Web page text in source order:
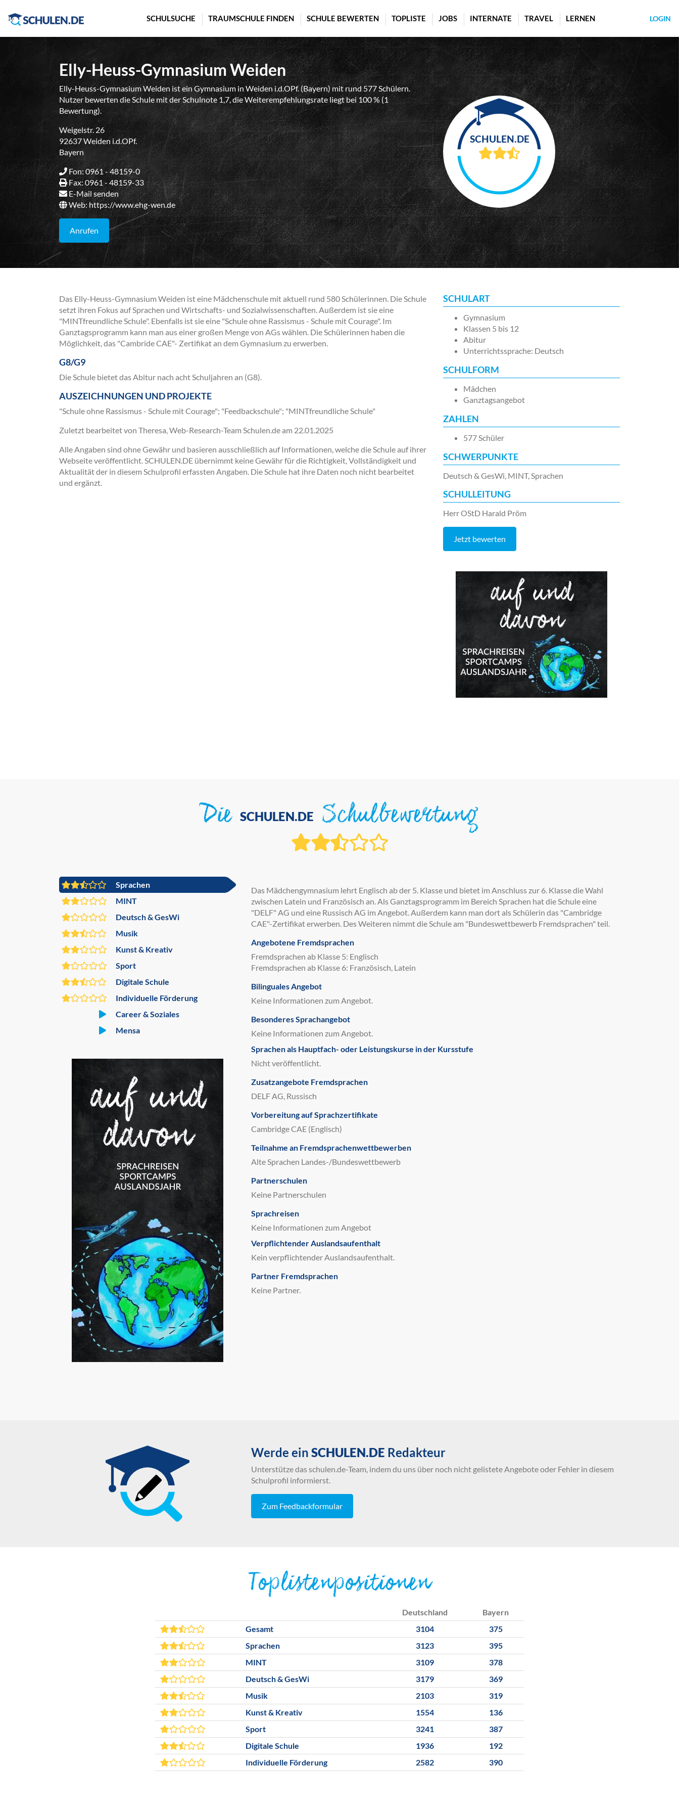
SCHULSUCHE TRAUMSCHULE FINDEN SCHULE BEWERTEN TOPLISTE JOBS INTERNATE TRAVEL LERNEN LOGIN
Elly-Heuss-Gymnasium Weiden
Elly-Heuss-Gymnasium Weiden ist ein Gymnasium in Weiden i.d.OPf. (Bayern) mit rund 577 Schülern.
Nutzer bewerten die Schule mit der Schulnote 1,7, die Weiterempfehlungsrate liegt bei 100 % (1
Bewertung).
Weigelstr. 26
92637 Weiden i.d.OPf.
Bayern
Fon: 0961 - 48159-0
Fax: 0961 - 48159-33
E-Mail senden
Web:https://www.ehg-wen.de
Anrufen
Das Elly-Heuss-Gymnasium Weiden ist eine Mädchenschule mit aktuell rund 580 Schülerinnen. Die Schule
setzt ihren Fokus auf Sprachen und Wirtschafts- und Sozialwissenschaften. Außerdem ist sie eine
"MINTfreundliche Schule". Ebenfalls ist sie eine "Schule ohne Rassismus - Schule mit Courage". Im
Ganztagsprogramm kann man aus einer großen Menge von AGs wählen. Die Schülerinnen haben die
Möglichkeit, das "Cambride CAE"- Zertifikat an dem Gymnasium zu erwerben.
G8/G9
Die Schule bietet das Abitur nach acht Schuljahren an (G8).
AUSZEICHNUNGEN UND PROJEKTE
"Schule ohne Rassismus - Schule mit Courage"; "Feedbackschule"; "MINTfreundliche Schule"
Zuletzt bearbeitet von Theresa, Web-Research-Team Schulen.de am 22.01.2025
Alle Angaben sind ohne Gewähr und basieren ausschließlich auf Informationen, welche die Schule auf ihrer
Webseite veröffentlicht. SCHULEN.DE übernimmt keine Gewähr für die Richtigkeit, Vollständigkeit und
Aktualität der in diesem Schulprofil erfassten Angaben. Die Schule hat ihre Daten noch nicht bearbeitet
und ergänzt.
SCHULART
Gymnasium
Klassen 5 bis 12
Abitur
Unterrichtssprache: Deutsch
SCHULFORM
Mädchen
Ganztagsangebot
ZAHLEN
577 Schüler
SCHWERPUNKTE
Deutsch & GesWi, MINT, Sprachen
SCHULLEITUNG
Herr OStD Harald Pröm
Jetzt bewerten
Die SCHULEN.DE Schulbewertung
Sprachen
MINT
Deutsch & GesWi
Musik
Kunst & Kreativ
Sport
Digitale Schule
Individuelle Förderung
Career & Soziales
Mensa
Das Mädchengymnasium lehrt Englisch ab der 5. Klasse und bietet im Anschluss zur 6. Klasse die Wahl
zwischen Latein und Französisch an. Als Ganztagsprogramm im Bereich Sprachen hat die Schule eine
"DELF" AG und eine Russisch AG im Angebot. Außerdem kann man dort als Schülerin das "Cambridge
CAE"-Zertifikat erwerben. Des Weiteren nimmt die Schule am "Bundeswettbewerb Fremdsprachen" teil.
Angebotene Fremdsprachen
Fremdsprachen ab Klasse 5: Englisch
Fremdsprachen ab Klasse 6: Französisch, Latein
Bilinguales Angebot
Keine Informationen zum Angebot.
Besonderes Sprachangebot
Keine Informationen zum Angebot.
Sprachen als Hauptfach- oder Leistungskurse in der Kursstufe
Nicht veröffentlicht.
Zusatzangebote Fremdsprachen
DELF AG, Russisch
Vorbereitung auf Sprachzertifikate
Cambridge CAE (Englisch)
Teilnahme an Fremdsprachenwettbewerben
Alte Sprachen Landes-/Bundeswettbewerb
Partnerschulen
Keine Partnerschulen
Sprachreisen
Keine Informationen zum Angebot
Verpflichtender Auslandsaufenthalt
Kein verpflichtender Auslandsaufenthalt.
Partner Fremdsprachen
Keine Partner.
Werde ein SCHULEN.DE Redakteur
Unterstütze das schulen.de-Team, indem du uns über noch nicht gelistete Angebote oder Fehler in diesem
Schulprofil informierst.
Zum Feedbackformular
Toplistenpositionen
Deutschland
Bayern
Gesamt
3104
375
Sprachen
3123
395
MINT
3109
378
Deutsch & GesWi
3179
369
Musik
2103
319
Kunst & Kreativ
1554
136
Sport
3241
387
Digitale Schule
1936
192
Individuelle Förderung
2582 390